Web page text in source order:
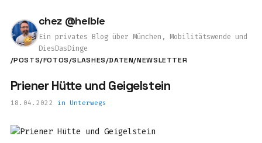
chez @heibie
Ein privates Blog über München, Mobilitätswende und
DiesDasDinge
/POSTS/FOTOS/SLASHES/DATEN/NEWSLETTER
Priener Hütte und Geigelstein
18.04.2022 in Unterwegs